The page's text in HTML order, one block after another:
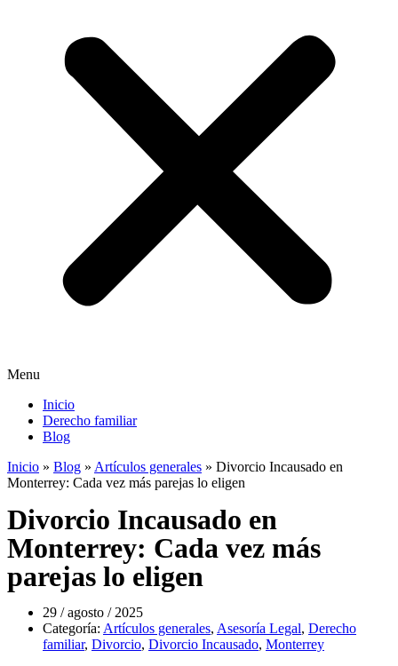
Menu
Inicio
Derecho familiar
Blog
Inicio » Blog » Artículos generales » Divorcio Incausado en
Monterrey: Cada vez más parejas lo eligen
Divorcio Incausado en
Monterrey: Cada vez más
parejas lo eligen
29 / agosto / 2025
Categoría: Artículos generales, Asesoría Legal, Derecho
familiar, Divorcio, Divorcio Incausado, Monterrey